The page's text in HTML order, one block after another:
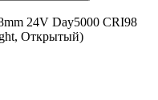
24V Day5000 CRI98
Открытый)